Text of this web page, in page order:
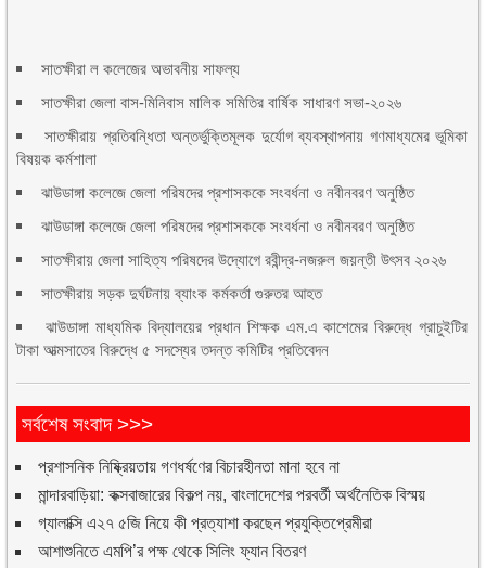
সাতক্ষীরা ল কলেজের অভাবনীয় সাফল্য
সাতক্ষীরা জেলা বাস-মিনিবাস মালিক সমিতির বার্ষিক সাধারণ সভা-২০২৬
সাতক্ষীরায় প্রতিবন্ধিতা অন্তর্ভুক্তিমূলক দুর্যোগ ব্যবস্থাপনায় গণমাধ্যমের ভূমিকা
বিষয়ক কর্মশালা
ঝাউডাঙ্গা কলেজে জেলা পরিষদের প্রশাসককে সংবর্ধনা ও নবীনবরণ অনুষ্ঠিত
ঝাউডাঙ্গা কলেজে জেলা পরিষদের প্রশাসককে সংবর্ধনা ও নবীনবরণ অনুষ্ঠিত
সাতক্ষীরায় জেলা সাহিত্য পরিষদের উদ্যোগে রবীন্দ্র-নজরুল জয়ন্তী উৎসব ২০২৬
সাতক্ষীরায় সড়ক দুর্ঘটনায় ব্যাংক কর্মকর্তা গুরুতর আহত
ঝাউডাঙ্গা মাধ্যমিক বিদ্যালয়ের প্রধান শিক্ষক এম.এ কাশেমের বিরুদ্ধে গ্রাচুইটির
টাকা আত্মসাতের বিরুদ্ধে ৫ সদস্যের তদন্ত কমিটির প্রতিবেদন
সর্বশেষ সংবাদ >>>
প্রশাসনিক নিষ্ক্রিয়তায় গণধর্ষণের বিচারহীনতা মানা হবে না
মান্দারবাড়িয়া: কক্সবাজারের বিকল্প নয়, বাংলাদেশের পরবর্তী অর্থনৈতিক বিস্ময়
গ্যালাক্সি এ২৭ ৫জি নিয়ে কী প্রত্যাশা করছেন প্রযুক্তিপ্রেমীরা
আশাশুনিতে এমপি’র পক্ষ থেকে সিলিং ফ্যান বিতরণ